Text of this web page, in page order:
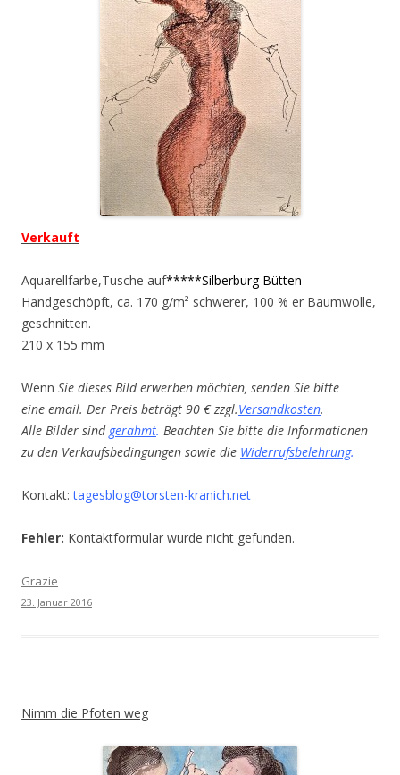
Verkauft
Aquarellfarbe,Tusche auf*****Silberburg Bütten
Handgeschöpft, ca. 170 g/m² schwerer, 100 % er Baumwolle,
geschnitten.
210 x 155 mm
Wenn Sie dieses Bild erwerben möchten, senden Sie bitte
eine email. Der Preis beträgt 90 € zzgl.Versandkosten.
Alle Bilder sind gerahmt. Beachten Sie bitte die Informationen
zu den Verkaufsbedingungen sowie die Widerrufsbelehrung.
Kontakt: tagesblog@torsten-kranich.net
Fehler: Kontaktformular wurde nicht gefunden.
Grazie
23. Januar 2016
Nimm die Pfoten weg